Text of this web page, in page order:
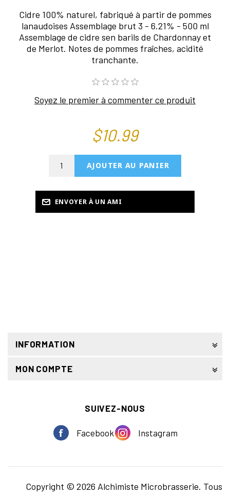
Cidre 100% naturel, fabriqué à partir de pommes
lanaudoises Assemblage brut 3 - 6.21% - 500 ml
Assemblage de cidre sen barils de Chardonnay et
de Merlot. Notes de pommes fraîches, acidité
tranchante.
Soyez le premier à commenter ce produit
$10.99
INFORMATION
MON COMPTE
SUIVEZ-NOUS
Facebook Instagram
Copyright © 2026 Alchimiste Microbrasserie. Tous